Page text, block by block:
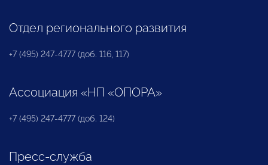
Отдел регионального развития
+7 (495) 247-4777 (доб. 116, 117)
Ассоциация «НП «ОПОРА»
+7 (495) 247-4777 (доб. 124)
Пресс-служба